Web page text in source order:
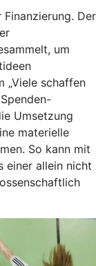
Der
um
„Viele schaffen
Umsetzung
materielle
So kann mit
einer allein nicht